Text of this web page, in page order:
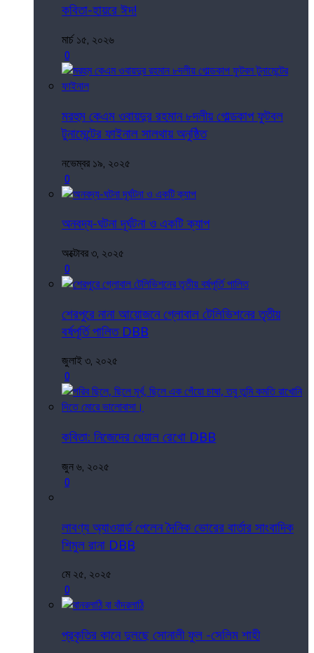
কবিতা-হায়রে ঈদ!
মার্চ ১৫, ২০২৬
0
মরহুম কেএম ওবায়দুর রহমান ৮দলীয় গোল্ডকাপ ফুটবল
টুনামেন্টের ফাইনাল সালথায় অনুষ্ঠিত
নভেম্বর ১৯, ২০২৫
0
অনবদ্য-ঘটনা দূর্ঘটনা ও একটি ক্যাপ
অক্টোবর ৩, ২০২৫
0
শেরপুরে নানা আয়োজনে গ্লোবাল টেলিভিশনের তৃতীয়
বর্ষপূর্তি পালিত DBB
জুলাই ৩, ২০২৫
0
কবিতা: নিজেদের খেয়াল রেখো DBB
জুন ৬, ২০২৫
0
লাবণ্য অ্যাওয়ার্ড পেলেন দৈনিক ভোরের বার্তার সাংবাদিক
শিমুল রানা DBB
মে ২৫, ২০২৫
0
প্রকৃতির কানে দুলছে সোনালী ফুল -সেলিম শাহী